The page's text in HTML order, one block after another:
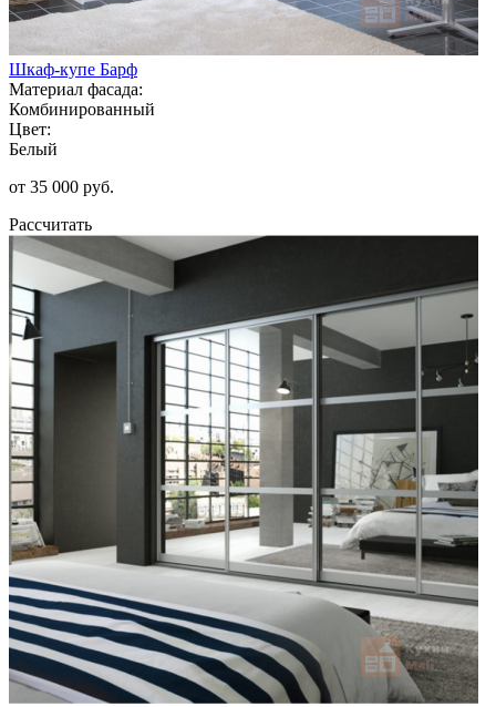
Шкаф-купе Барф
Материал фасада:
Комбинированный
Цвет:
Белый
от 35 000 руб.
Рассчитать